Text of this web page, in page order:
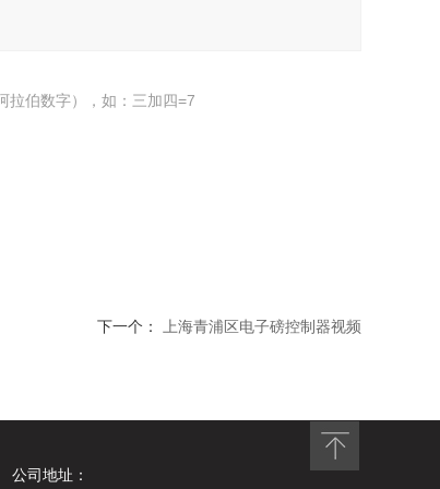
拉伯数字），如：三加四=7
下一个： 上海青浦区电子磅控制器视频
公司地址：